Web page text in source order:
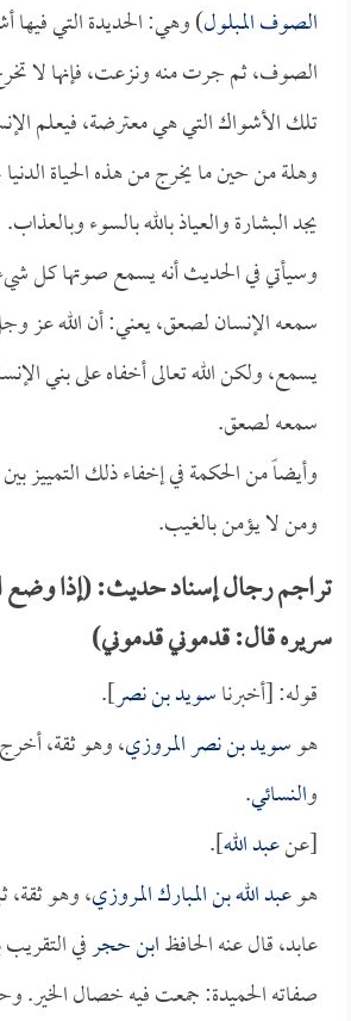
الصوف المبلول) وهي: الحديدة التي فيها
الصوف، ثم جرت منه ونزعت، فإنها لا
تلك الأشواك التي هي معترضة، فيعلم
وهلة من حين ما يخرج من هذه الحياة الدنيا
يجد البشارة والعياذ بالله بالسوء وبالعذاب.
وسيأتي في الحديث أنه يسمع صوتها كل
سمعه الإنسان لصعق، يعني: أن الله
يسمع، ولكن الله تعالى أخفاه على بني
سمعه لصعق.
وأيضاً من الحكمة في إخفاء ذلك التمييز
ومن لا يؤمن بالغيب.
تراجم رجال إسناد حديث: (إذا وضع
سريره قال: قدموني قدموني)
قوله: [أخبرناسويد بن نصر].
هوسويد بن نصر المروزي، وهو ثقة،
والنسائي.
[عنعبد الله].
هوعبد الله بن المبارك المروزي، وهو ثقة،
عابد، قال عنه الحافظابن حجرفي
صفاته الحميدة: جمعت فيه خصال الخير.